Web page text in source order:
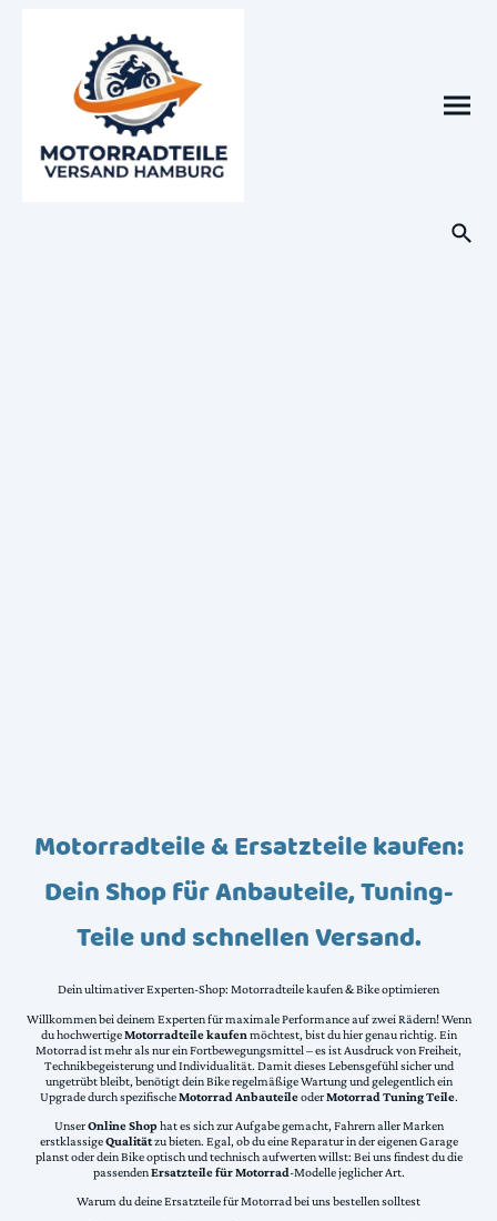
Motorradteile & Ersatzteile kaufen:
Dein Shop für Anbauteile, Tuning-
Teile und schnellen Versand.
Dein ultimativer Experten-Shop: Motorradteile kaufen & Bike optimieren
Willkommen bei deinem Experten für maximale Performance auf zwei Rädern! Wenn
du hochwertigeMotorradteile kaufen möchtest, bist du hier genau richtig. Ein
Motorrad ist mehr als nur ein Fortbewegungsmittel – es ist Ausdruck von Freiheit,
Technikbegeisterung und Individualität. Damit dieses Lebensgefühl sicher und
ungetrübt bleibt, benötigt dein Bike regelmäßige Wartung und gelegentlich ein
Upgrade durch spezifischeMotorrad AnbauteileoderMotorrad Tuning Teile.
UnserOnline Shophat es sich zur Aufgabe gemacht, Fahrern aller Marken
erstklassigeQualitätzu bieten. Egal, ob du eine Reparatur in der eigenen Garage
planst oder dein Bike optisch und technisch aufwerten willst: Bei uns findest du die
passendenErsatzteile für Motorrad-Modelle jeglicher Art.
Warum du deine Ersatzteile für Motorrad bei uns bestellen solltest